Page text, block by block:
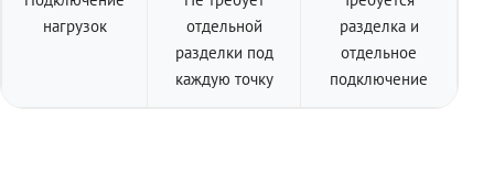
нагрузок
отдельной
разделки под
каждую точку
разделка и
отдельное
подключение